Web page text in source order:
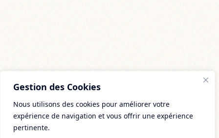
Gestion des Cookies
Nous utilisons des cookies pour améliorer votre
expérience de navigation et vous offrir une expérience
pertinente.